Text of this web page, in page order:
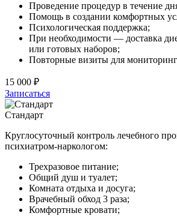
Проведение процедур в течение
Помощь в создании комфортных
Психологическая поддержка;
При необходимости — доставка
или готовых наборов;
Повторные визиты для
15 000 ₽
Записаться
Стандарт
Круглосуточный контроль лечебного
психиатром-наркологом:
Трехразовое питание;
Общий душ и туалет;
Комната отдыха и досуга;
Врачебный обход 3 раза;
Комфортные кровати;